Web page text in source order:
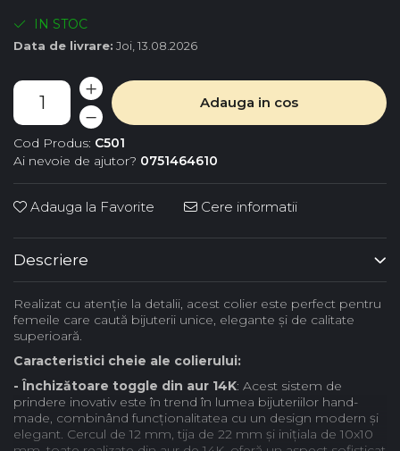
IN STOC
Data de livrare: Joi, 13.08.2026
Adauga in cos
Cod Produs: C501
Ai nevoie de ajutor? 0751464610
Adauga la Favorite Cere informatii
Descriere
Realizat cu atenție la detalii, acest colier este perfect pentru
femeile care caută bijuterii unice, elegante și de calitate
superioară.
Caracteristici cheie ale colierului:
- Închizătoare toggle din aur 14K: Acest sistem de
prindere inovativ este în trend în lumea bijuteriilor hand-
made, combinând funcționalitatea cu un design modern și
elegant. Cercul de 12 mm, tija de 22 mm și inițiala de 10x10